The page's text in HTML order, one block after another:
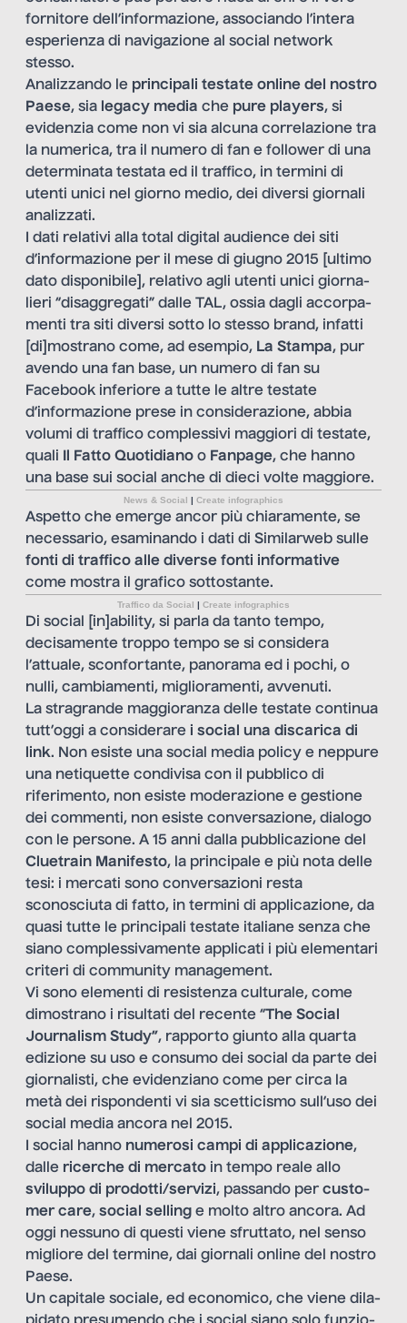
fornitore dell’informazione, associando l’intera
esperienza di navigazione al social network
stesso.
Analizzando le principali testate online del nostro
Paese, sia legacy media che pure players, si
evidenzia come non vi sia alcuna correlazione tra
la numerica, tra il numero di fan e follower di una
determinata testata ed il traffico, in termini di
utenti unici nel giorno medio, dei diversi giornali
analizzati.
I dati rela­tivi alla total digi­tal audience dei siti
d’informazione per il mese di giu­gno 2015 [ultimo
dato disponibile], rela­tivo agli utenti unici gior­na­
lieri “disag­gre­gati” dalle TAL, ossia dagli accor­pa­
menti tra siti diversi sotto lo stesso brand, infatti
[di]mostrano come, ad esempio, La Stampa, pur
avendo una fan base, un numero di fan su
Facebook inferiore a tutte le altre testate
d’informazione prese in considerazione, abbia
volumi di traffico complessivi maggiori di testate,
quali Il Fatto Quotidiano o Fanpage, che hanno
una base sui social anche di dieci volte maggiore.
News & Social | Create infographics
Aspetto che emerge ancor più chiaramente, se
necessario, esaminando i dati di Similarweb sulle
fonti di traffico alle diverse fonti informative
come mostra il grafico sottostante.
Traffico da Social | Create infographics
Di social [in]ability, si parla da tanto tempo,
decisamente troppo tempo se si considera
l’attuale, sconfortante, panorama ed i pochi, o
nulli, cambiamenti, miglioramenti, avvenuti.
La stragrande maggioranza delle testate continua
tutt’oggi a considerare i social una discarica di
link. Non esiste una social media policy e neppure
una netiquette condivisa con il pubblico di
riferimento, non esiste moderazione e gestione
dei commenti, non esiste conversazione, dialogo
con le persone. A 15 anni dalla pubblicazione del
Cluetrain Manifesto, la principale e più nota delle
tesi: i mercati sono conversazioni resta
sconosciuta di fatto, in termini di applicazione, da
quasi tutte le principali testate italiane senza che
siano complessivamente applicati i più elementari
criteri di community management.
Vi sono elementi di resistenza culturale, come
dimostrano i risultati del recente “The Social
Jour­na­lism Study”, rap­porto giunto alla quarta
edi­zione su uso e con­sumo dei social da parte dei
giornalisti, che evidenziano come per circa la
metà dei rispondenti vi sia scetticismo sull’uso dei
social media ancora nel 2015.
I social hanno nume­rosi campi di appli­ca­zione,
dalle ricer­che di mer­cato in tempo reale allo
sviluppo di prodotti/servizi, passando per custo­
mer care, social selling e molto altro ancora. Ad
oggi nessuno di questi viene sfruttato, nel senso
migliore del termine, dai giornali online del nostro
Paese.
Un capi­tale sociale, ed eco­no­mico, che viene dila­